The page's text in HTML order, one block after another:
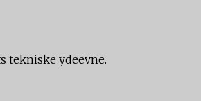
tekniske ydeevne.